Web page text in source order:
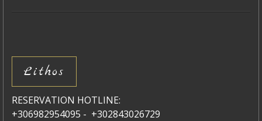
Lithos
RESERVATION HOTLINE:
+306982954095 - +302843026729